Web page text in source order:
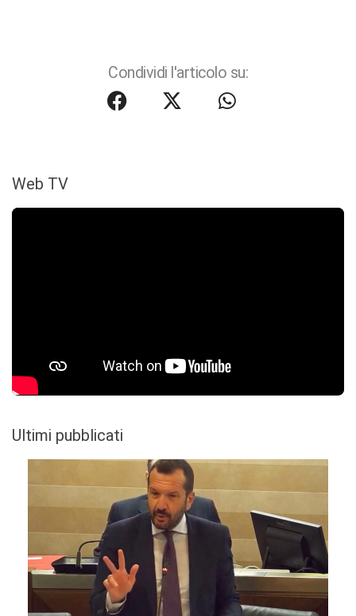
Condividi l'articolo su:
Web TV
Ultimi pubblicati